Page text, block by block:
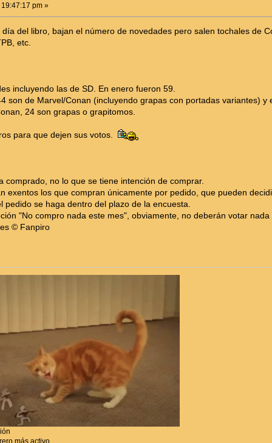
pm »
del libro, bajan el número de novedades pero salen tochales de
etc.
incluyendo las de SD. En enero fueron 59.
son de Marvel/Conan (incluyendo grapas con portadas variantes) y
24 son grapas o grapitomos.
para que dejen sus votos.
comprado, no lo que se tiene intención de comprar.
exentos los que compran únicamente por pedido, que pueden
pedido se haga dentro del plazo de la encuesta.
"No compro nada este mes", obviamente, no deberán votar
© Fanpiro
más activo